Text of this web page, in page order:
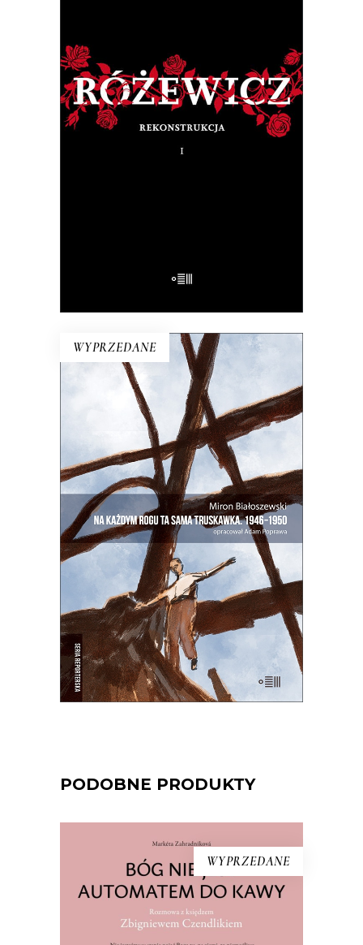
E-BOOK DO KOSZYKA
RÓŻEWICZ. REKONSTRUKCJA
(tom 1)
Na pytanie: „Kim jesteś?”, Tadeusz
Różewicz odpowiedział przed laty: „Kto
mnie uważnie czyta, ten wie”.
WYPRZEDANE
E-BOOK DO KOSZYKA
NA KAŻDYM ROGU TA SAMA
TRUSKAWKA
Zupełnie nowe miasto. Jakaś inna
Warszawa na starych śmieciach. Skąd
się wzięła?
50.00zł 25.00zł
PODOBNE PRODUKTY
WYPRZEDANE
[EBOOK] Markéta Zahradníková –
BÓG NIE JEST AUTOMATEM DO
KAWY. ROZMOWA Z KSIĘDZEM
ZBIGNIEWEM CZENDLIKIEM